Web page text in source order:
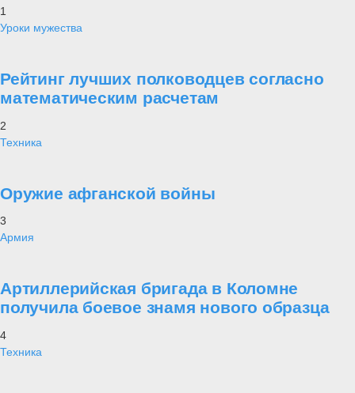
1
Уроки мужества
Рейтинг лучших полководцев согласно
математическим расчетам
2
Техника
Оружие афганской войны
3
Армия
Артиллерийская бригада в Коломне
получила боевое знамя нового образца
4
Техника